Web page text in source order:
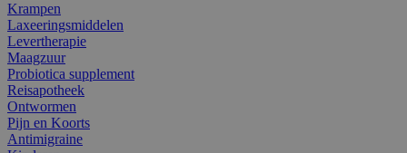
Krampen
Laxeeringsmiddelen
Levertherapie
Maagzuur
Probiotica supplement
Reisapotheek
Ontwormen
Pijn en Koorts
Antimigraine